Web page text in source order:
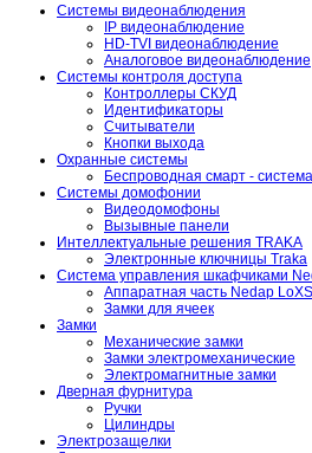
Системы видеонаблюдения
IP видеонаблюдение
HD-TVI видеонаблюдение
Аналоговое видеонаблюдение
Системы контроля доступа
Контроллеры СКУД
Идентификаторы
Считыватели
Кнопки выхода
Охранные системы
Беспроводная смарт -
Системы домофонии
Видеодомофоны
Вызывные панели
Интеллектуальные решения TRAKA
Электронные ключницы Traka
Система управления шкафчиками
Аппаратная часть Nedap LoXS
Замки для ячеек
Замки
Механические замки
Замки электромеханические
Электромагнитные замки
Дверная фурнитура
Ручки
Цилиндры
Электрозащелки